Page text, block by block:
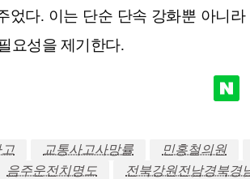
었다. 이는 단순 단속 강화뿐 아니
요성을 제기한다.
교통사고사망률 민홍철의원
음주운전치명도 전북강원전남경북경